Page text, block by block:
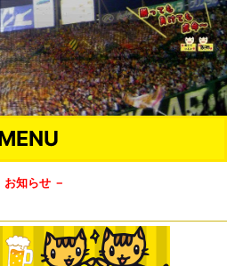
お知らせ －